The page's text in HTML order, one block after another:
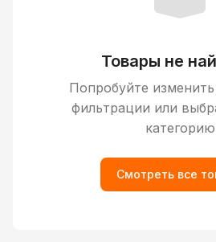
Товары не
Попробуйте
фильтрации или
категорию
Смотреть все